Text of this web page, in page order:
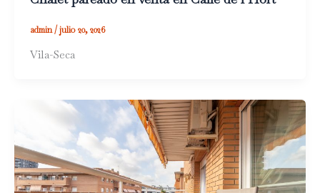
admin/ julio 20, 2026
Vila-Seca